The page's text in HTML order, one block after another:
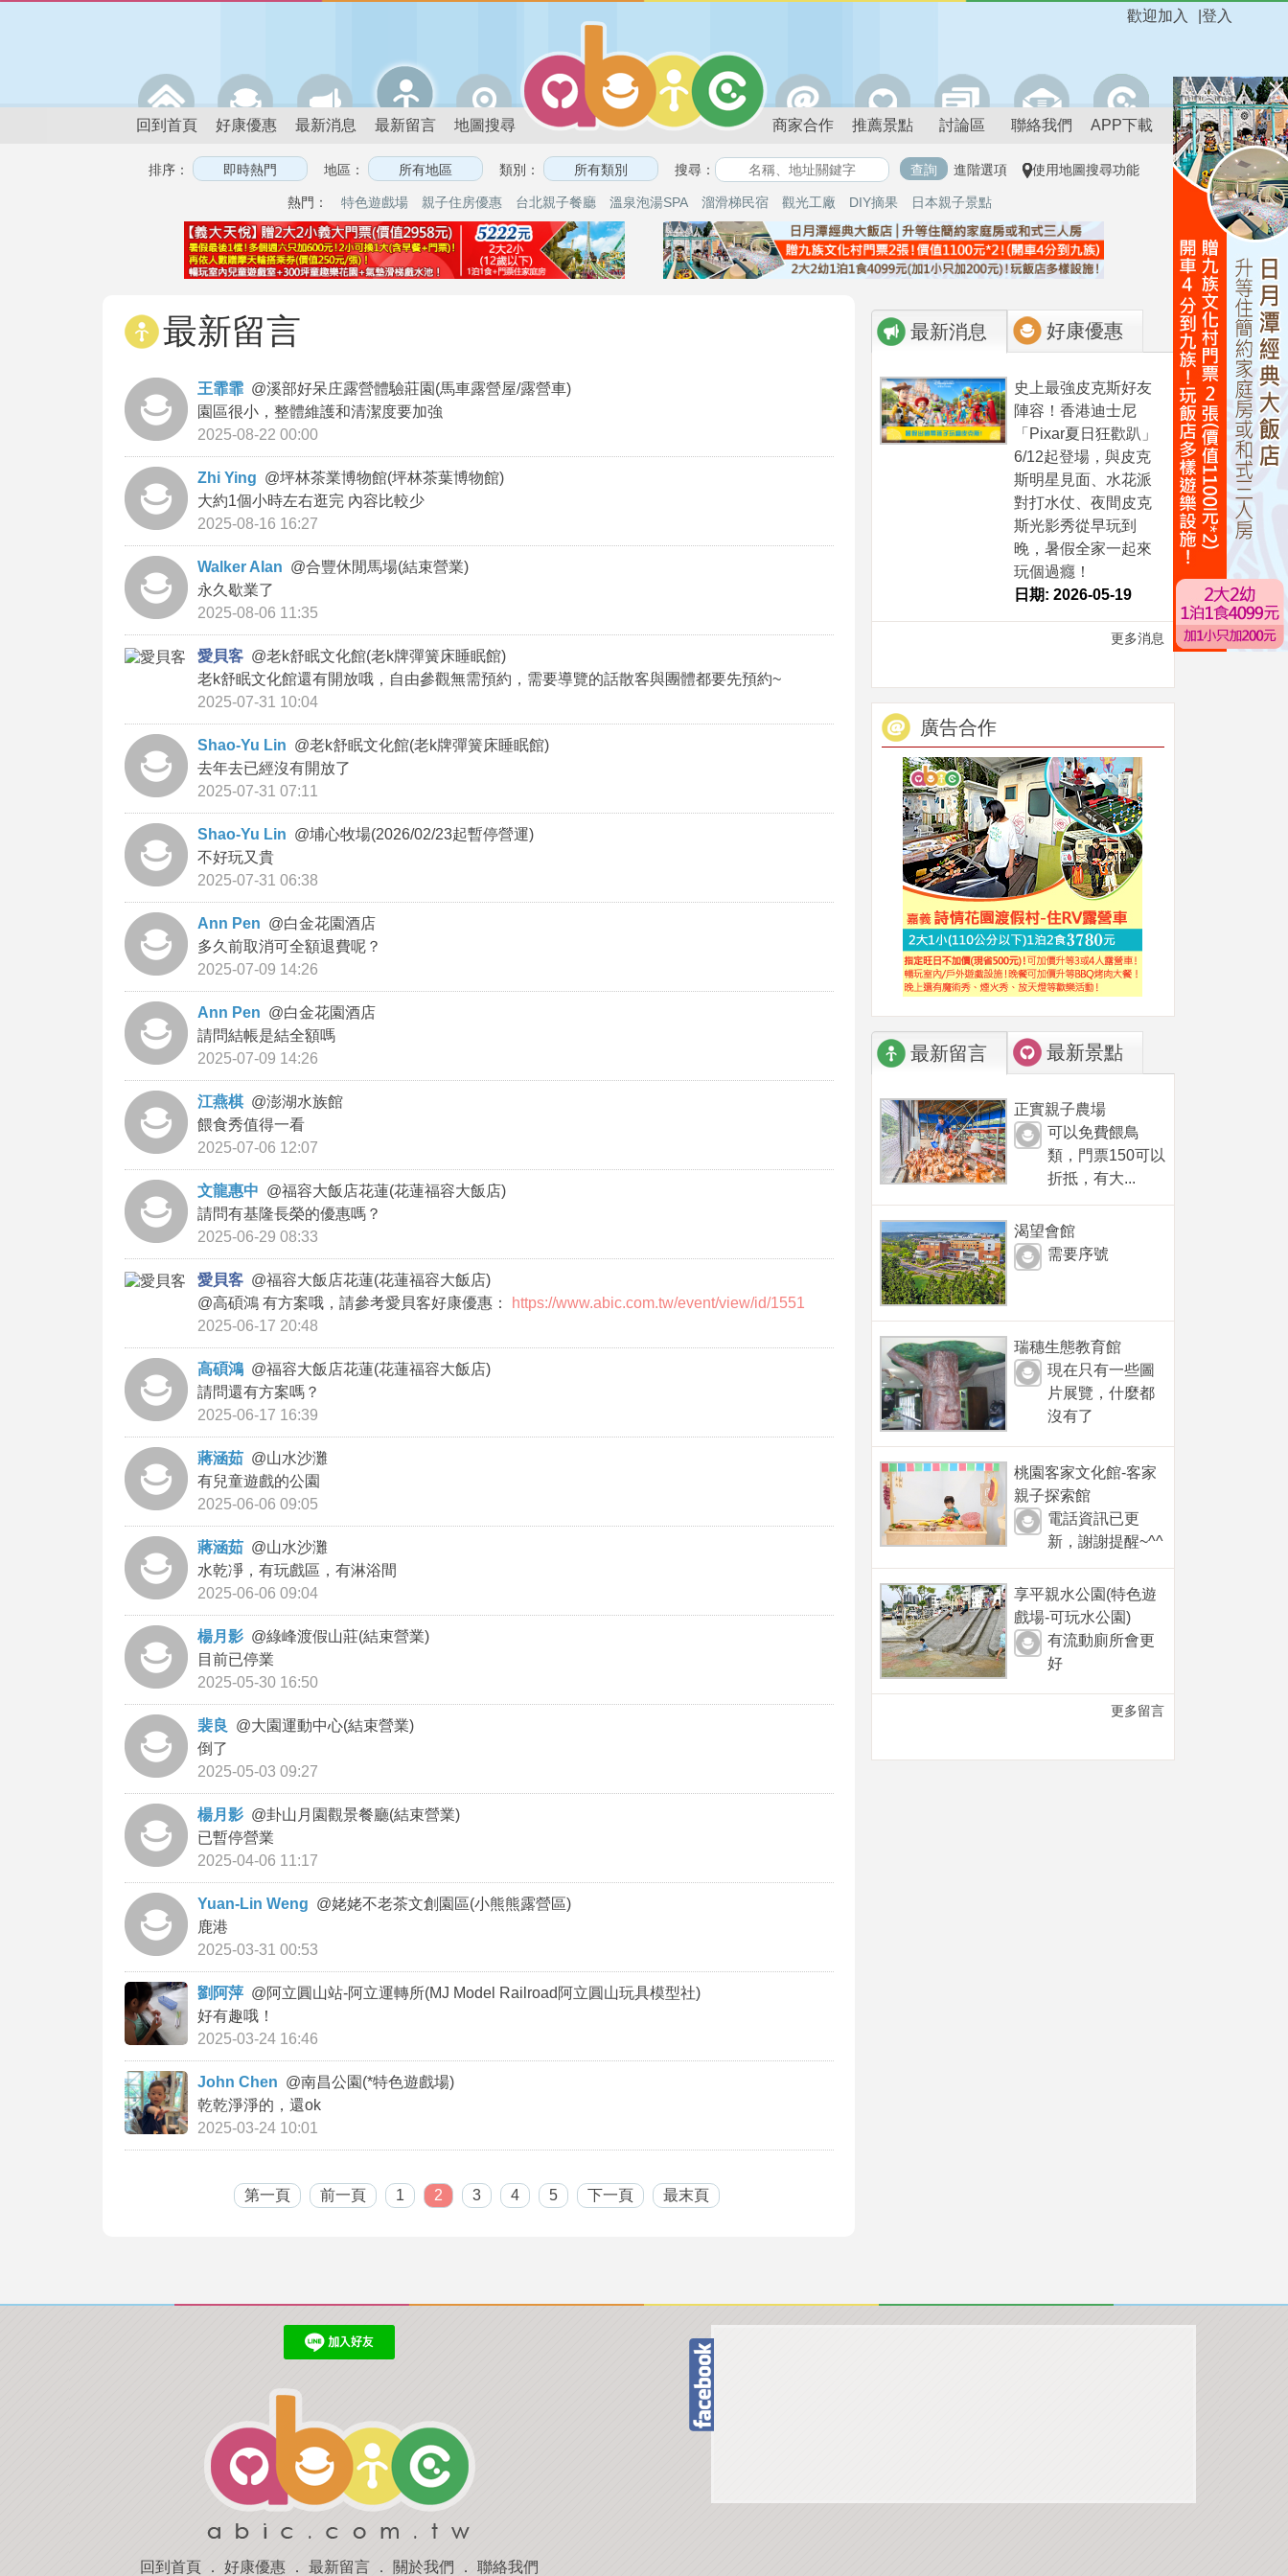
登入
歡迎加入
回到首頁 好康優惠 最新消息 最新留言 地圖搜尋 商家合作 推薦景點 討論區 聯絡我們 APP下載
排序： 地區： 類別： 搜尋： 進階選項 使用地圖搜尋功能
熱門： 特色遊戲場 親子住房優惠 台北親子餐廳 溫泉泡湯SPA 溜滑梯民宿 觀光工廠 DIY摘果 日本親子景點
最新留言
王霏霏 @溪部好呆庄露營體驗莊園(馬車露營屋/露營車)
園區很小，整體維護和清潔度要加強
2025-08-22 00:00
Zhi Ying @坪林茶業博物館(坪林茶葉博物館)
大約1個小時左右逛完 內容比較少
2025-08-16 16:27
Walker Alan @合豐休閒馬場(結束營業)
永久歇業了
2025-08-06 11:35
愛貝客 @老k舒眠文化館(老k牌彈簧床睡眠館)
老k舒眠文化館還有開放哦，自由參觀無需預約，需要導覽的話散客與團體都要先預約~
2025-07-31 10:04
Shao-Yu Lin @老k舒眠文化館(老k牌彈簧床睡眠館)
去年去已經沒有開放了
2025-07-31 07:11
Shao-Yu Lin @埔心牧場(2026/02/23起暫停營運)
不好玩又貴
2025-07-31 06:38
Ann Pen @白金花園酒店
多久前取消可全額退費呢？
2025-07-09 14:26
Ann Pen @白金花園酒店
請問結帳是結全額嗎
2025-07-09 14:26
江燕棋 @澎湖水族館
餵食秀值得一看
2025-07-06 12:07
文龍惠中 @福容大飯店花蓮(花蓮福容大飯店)
請問有基隆長榮的優惠嗎？
2025-06-29 08:33
愛貝客 @福容大飯店花蓮(花蓮福容大飯店)
@高碩鴻 有方案哦，請參考愛貝客好康優惠：
https://www.abic.com.tw/event/view/id/1551
2025-06-17 20:48
高碩鴻 @福容大飯店花蓮(花蓮福容大飯店)
請問還有方案嗎？
2025-06-17 16:39
蔣涵茹 @山水沙灘
有兒童遊戲的公園
2025-06-06 09:05
蔣涵茹 @山水沙灘
水乾凈，有玩戲區，有淋浴間
2025-06-06 09:04
楊月影 @綠峰渡假山莊(結束營業)
目前已停業
2025-05-30 16:50
裴良 @大園運動中心(結束營業)
倒了
2025-05-03 09:27
楊月影 @卦山月園觀景餐廳(結束營業)
已暫停營業
2025-04-06 11:17
Yuan-Lin Weng @姥姥不老茶文創園區(小熊熊露營區)
鹿港
2025-03-31 00:53
劉阿萍 @阿立圓山站-阿立運轉所(MJ Model Railroad阿立圓山玩具模型社)
好有趣哦！
2025-03-24 16:46
John Chen @南昌公園(*特色遊戲場)
乾乾淨淨的，還ok
2025-03-24 10:01
第一頁 前一頁 1 2 3 4 5 下一頁 最末頁
最新消息 好康優惠
史上最強皮克斯好友
陣容！香港迪士尼
「Pixar夏日狂歡趴」
6/12起登場，與皮克
斯明星見面、水花派
對打水仗、夜間皮克
斯光影秀從早玩到
晚，暑假全家一起來
玩個過癮！
日期: 2026-05-19
更多消息
廣告合作
最新留言 最新景點
正實親子農場
可以免費餵鳥
類，門票150可以
折抵，有大...
渴望會館
需要序號
瑞穗生態教育館
現在只有一些圖
片展覽，什麼都
沒有了
桃園客家文化館-客家
親子探索館
電話資訊已更
新，謝謝提醒~^^
享平親水公園(特色遊
戲場-可玩水公園)
有流動廁所會更
好
更多留言
回到首頁 ． 好康優惠 ． 最新留言 ． 關於我們 ． 聯絡我們